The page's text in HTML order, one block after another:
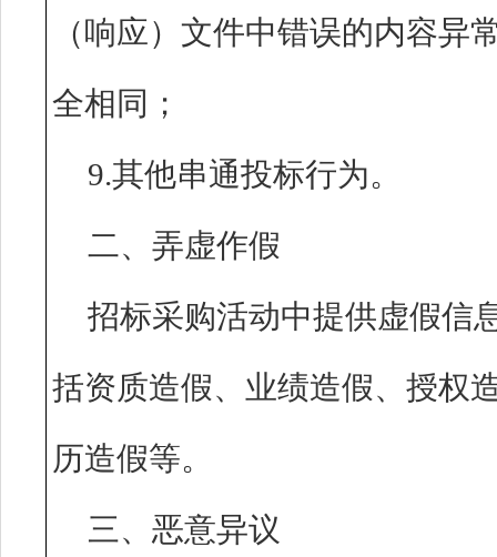
（响应）文件中错误的内容异
全相同；
9.其他串通投标行为。
二、弄虚作假
招标采购活动中提供虚假信
括资质造假、业绩造假、授权
历造假等。
三、恶意异议